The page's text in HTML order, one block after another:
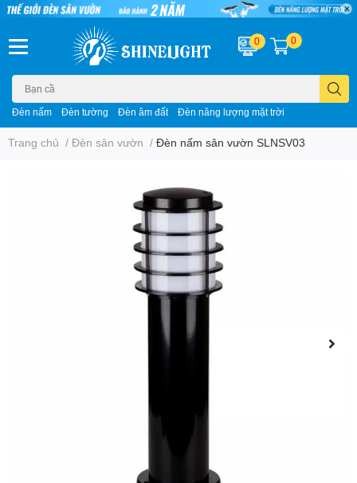
Đèn nấm Đèn tường Đèn âm đất Đèn năng lượng mặt trời
0 0
Trang chủ / Đèn sân vườn / Đèn nấm sân vườn SLNSV03